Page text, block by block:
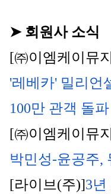
➤ 회원사 소식
[㈜이엠케이뮤
'레베카' 밀리
100만 관객 돌파
[㈜이엠케이뮤
박민성-윤공주,
[라이브(주)]3년